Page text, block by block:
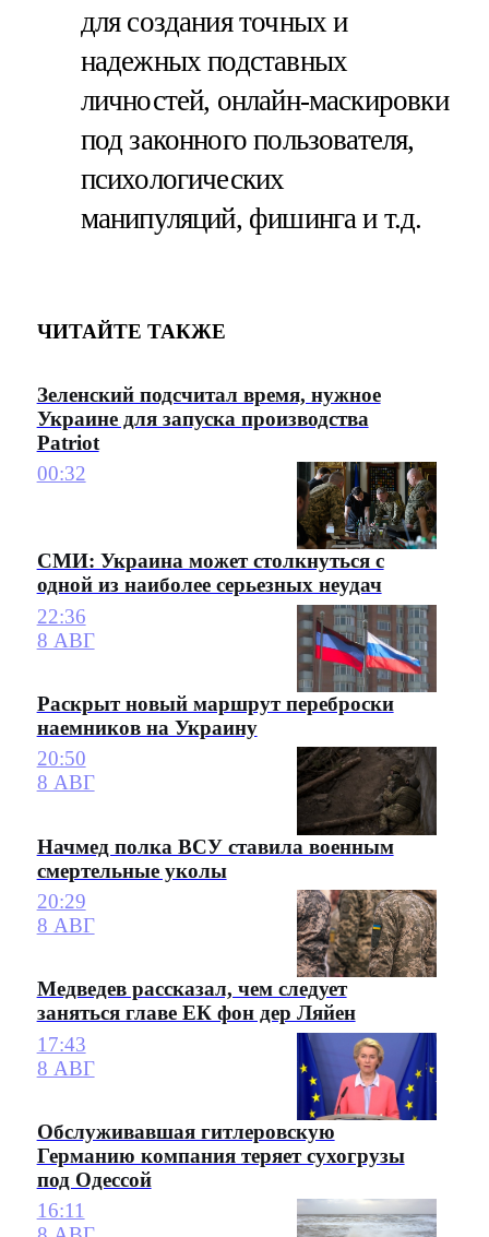
для создания точных и
надежных подставных
личностей, онлайн-маскировки
под законного пользователя,
психологических
манипуляций, фишинга и т.д.
ЧИТАЙТЕ ТАКЖЕ
Зеленский подсчитал время, нужное
Украине для запуска производства
Patriot
00:32
СМИ: Украина может столкнуться с
одной из наиболее серьезных неудач
22:36
8 АВГ
Раскрыт новый маршрут переброски
наемников на Украину
20:50
8 АВГ
Начмед полка ВСУ ставила военным
смертельные уколы
20:29
8 АВГ
Медведев рассказал, чем следует
заняться главе ЕК фон дер Ляйен
17:43
8 АВГ
Обслуживавшая гитлеровскую
Германию компания теряет сухогрузы
под Одессой
16:11